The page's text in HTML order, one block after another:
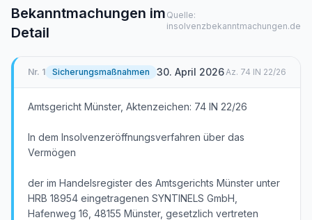
Bekanntmachungen im
Detail
Quelle:
insolvenzbekanntmachungen.de
Nr. 1 Sicherungsmaßnahmen 30. April 2026Az. 74 IN 22/26
Amtsgericht Münster, Aktenzeichen: 74 IN 22/26
In dem Insolvenzeröffnungsverfahren über das
Vermögen
der im Handelsregister des Amtsgerichts Münster unter
HRB 18954 eingetragenen SYNTINELS GmbH,
Hafenweg 16, 48155 Münster, gesetzlich vertreten